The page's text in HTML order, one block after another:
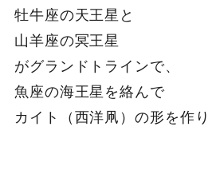
牡牛座の天王星と
山羊座の冥王星
がグランドトラインで、
魚座の海王星を絡んで
カイト（西洋凧）の形を作り